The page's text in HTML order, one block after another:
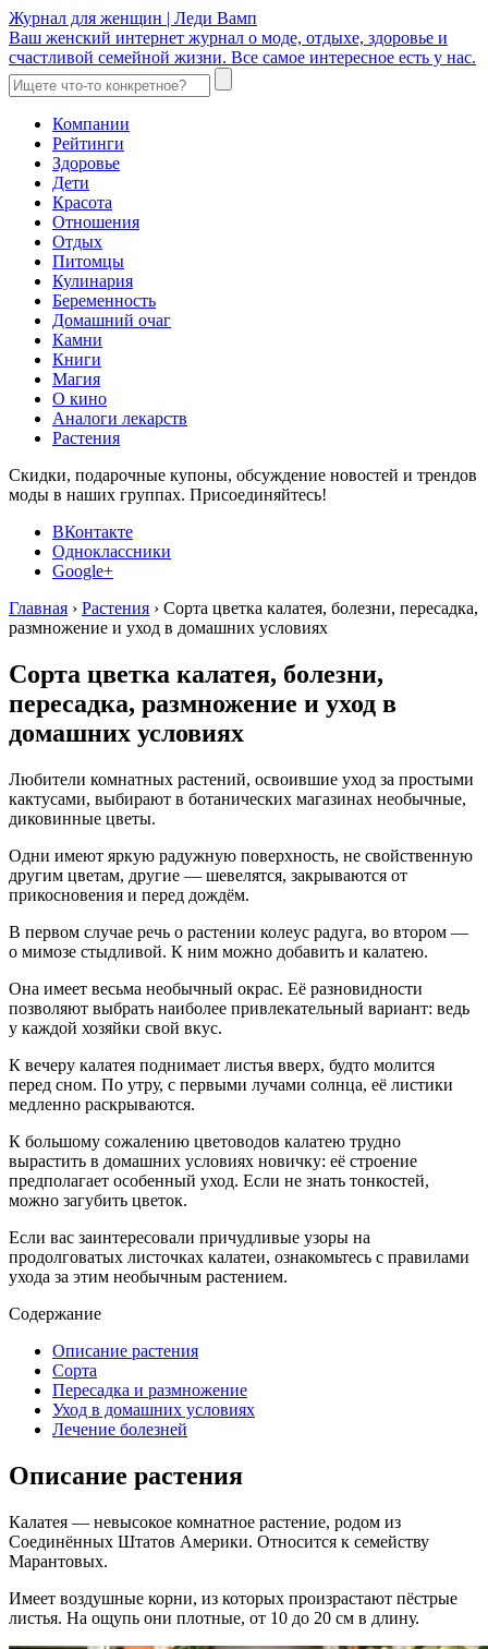
Журнал для женщин | Леди Вамп
Ваш женский интернет журнал о моде, отдыхе, здоровье и
счастливой семейной жизни. Все самое интересное есть у нас.
Компании
Рейтинги
Здоровье
Дети
Красота
Отношения
Отдых
Питомцы
Кулинария
Беременность
Домашний очаг
Камни
Книги
Магия
О кино
Аналоги лекарств
Растения
Скидки, подарочные купоны, обсуждение новостей и трендов
моды в наших группах. Присоединяйтесь!
ВКонтакте
Одноклассники
Google+
Главная › Растения › Сорта цветка калатея, болезни, пересадка,
размножение и уход в домашних условиях
Сорта цветка калатея, болезни,
пересадка, размножение и уход в
домашних условиях
Любители комнатных растений, освоившие уход за простыми
кактусами, выбирают в ботанических магазинах необычные,
диковинные цветы.
Одни имеют яркую радужную поверхность, не свойственную
другим цветам, другие — шевелятся, закрываются от
прикосновения и перед дождём.
В первом случае речь о растении колеус радуга, во втором —
о мимозе стыдливой. К ним можно добавить и калатею.
Она имеет весьма необычный окрас. Её разновидности
позволяют выбрать наиболее привлекательный вариант: ведь
у каждой хозяйки свой вкус.
К вечеру калатея поднимает листья вверх, будто молится
перед сном. По утру, с первыми лучами солнца, её листики
медленно раскрываются.
К большому сожалению цветоводов калатею трудно
вырастить в домашних условиях новичку: её строение
предполагает особенный уход. Если не знать тонкостей,
можно загубить цветок.
Если вас заинтересовали причудливые узоры на
продолговатых листочках калатеи, ознакомьтесь с правилами
ухода за этим необычным растением.
Содержание
Описание растения
Сорта
Пересадка и размножение
Уход в домашних условиях
Лечение болезней
Описание растения
Калатея — невысокое комнатное растение, родом из
Соединённых Штатов Америки. Относится к семейству
Марантовых.
Имеет воздушные корни, из которых произрастают пёстрые
листья. На ощупь они плотные, от 10 до 20 см в длину.